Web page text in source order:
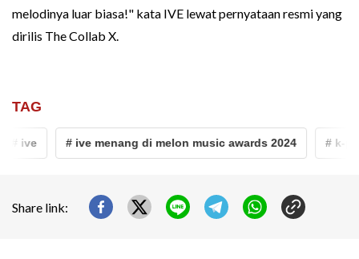
melodinya luar biasa!" kata IVE lewat pernyataan resmi yang
dirilis The Collab X.
TAG
ive # ive menang di melon music awards 2024 # k-pop
Share link: